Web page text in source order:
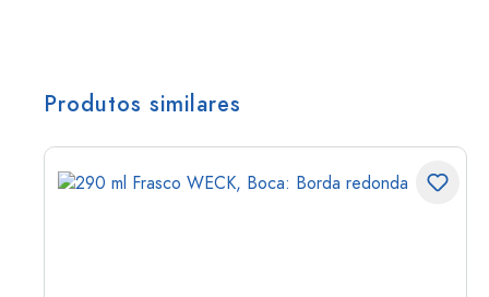
Produtos similares